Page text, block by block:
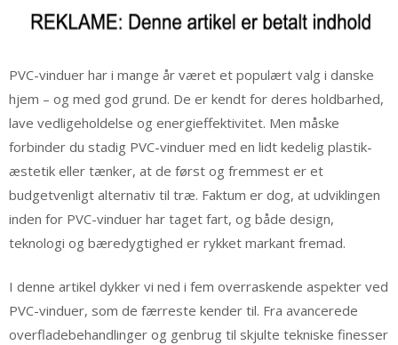
PVC-vinduer har i mange år været et populært valg i danske
hjem – og med god grund. De er kendt for deres holdbarhed,
lave vedligeholdelse og energieffektivitet. Men måske
forbinder du stadig PVC-vinduer med en lidt kedelig plastik-
æstetik eller tænker, at de først og fremmest er et
budgetvenligt alternativ til træ. Faktum er dog, at udviklingen
inden for PVC-vinduer har taget fart, og både design,
teknologi og bæredygtighed er rykket markant fremad.
I denne artikel dykker vi ned i fem overraskende aspekter ved
PVC-vinduer, som de færreste kender til. Fra avancerede
overfladebehandlinger og genbrug til skjulte tekniske finesser